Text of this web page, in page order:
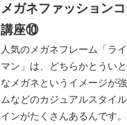
メガネファッション
講座⑩
人気のメガネフレーム「ラ
マン」は、どちらかとうい
なメガネというイメージが
ムなどのカジュアルスタイ
インがたくさんあるんです